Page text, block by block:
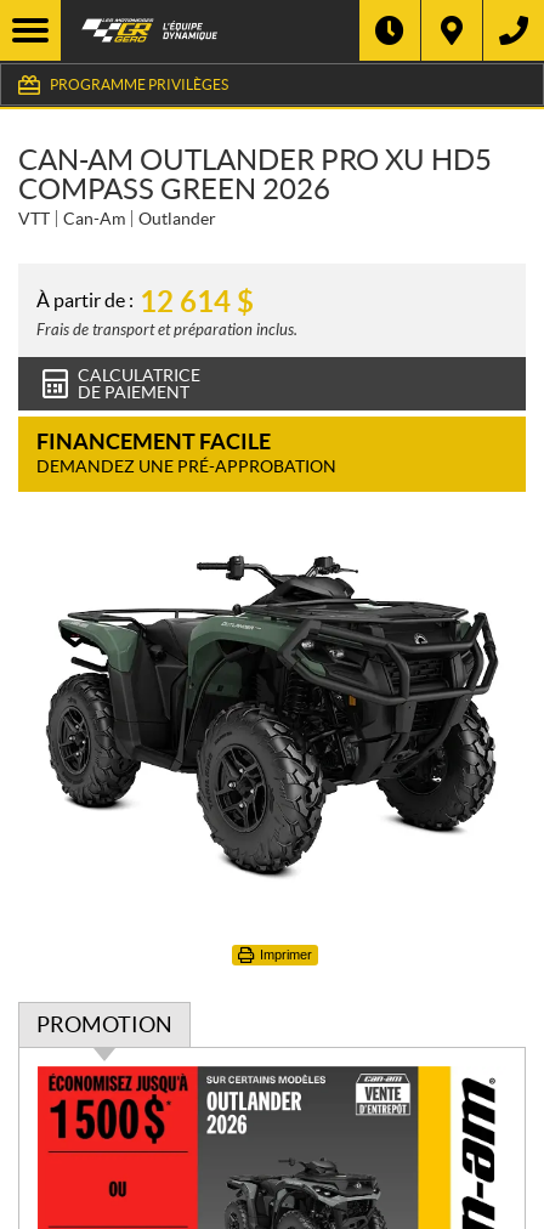
PROGRAMME PRIVILÈGES
CAN-AM OUTLANDER PRO XU HD5
COMPASS GREEN 2026
VTT Can-Am Outlander
À partir de : 12 614 $
Frais de transport et préparation inclus.
CALCULATRICE
DE PAIEMENT
FINANCEMENT FACILE
DEMANDEZ UNE PRÉ-APPROBATION
Imprimer
PROMOTION
P
m